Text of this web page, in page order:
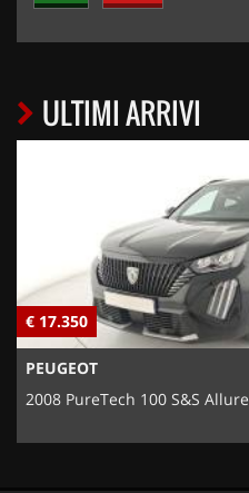
ULTIMI ARRIVI
€ 17.350
PEUGEOT
2008 PureTech 100 S&S Allure